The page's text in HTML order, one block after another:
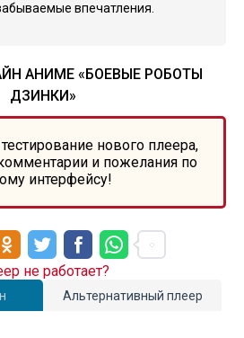
впечатления.
АНИМЕ «БОЕВЫЕ РОБОТЫ
ДЗИНКИ»
нового плеера,
и пожелания по
интерфейсу!
Альтернативный плеер
не работает?